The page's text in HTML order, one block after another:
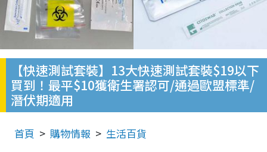
【快速測試套裝】13大快速測試套裝$19以下
買到！最平$10獲衛生署認可/通過歐盟標準/
潛伏期適用
首頁 購物情報 生活百貨